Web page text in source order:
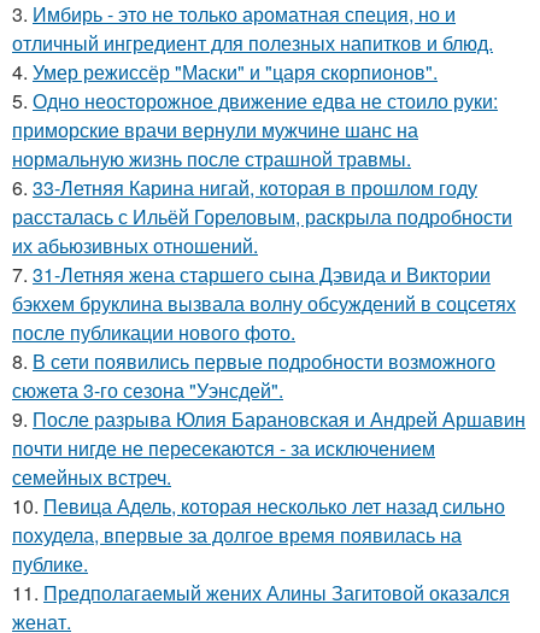
3. Имбирь - это не только ароматная специя, но и
отличный ингредиент для полезных напитков и блюд.
4. Умер режиссёр "Маски" и "царя скорпионов".
5. Одно неосторожное движение едва не стоило руки:
приморские врачи вернули мужчине шанс на
нормальную жизнь после страшной травмы.
6. 33-Летняя Карина нигай, которая в прошлом году
рассталась с Ильёй Гореловым, раскрыла подробности
их абьюзивных отношений.
7. 31-Летняя жена старшего сына Дэвида и Виктории
бэкхем бруклина вызвала волну обсуждений в соцсетях
после публикации нового фото.
8. В сети появились первые подробности возможного
сюжета 3-го сезона "Уэнсдей".
9. После разрыва Юлия Барановская и Андрей Аршавин
почти нигде не пересекаются - за исключением
семейных встреч.
10. Певица Адель, которая несколько лет назад сильно
похудела, впервые за долгое время появилась на
публике.
11. Предполагаемый жених Алины Загитовой оказался
женат.